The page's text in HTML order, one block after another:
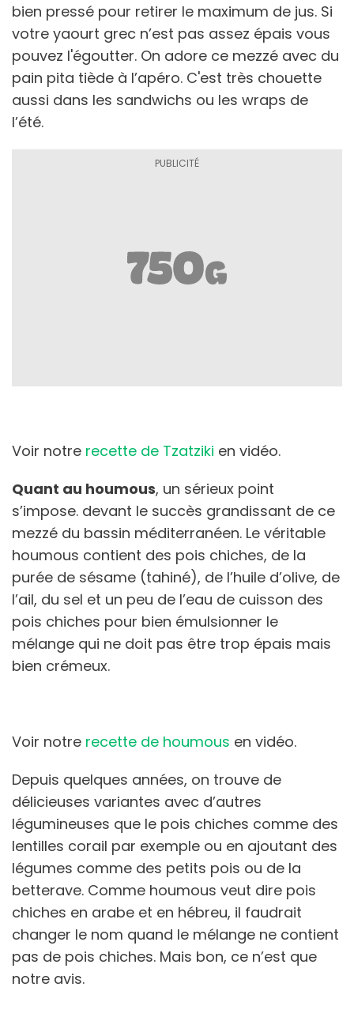
bien pressé pour retirer le maximum de jus. Si
votre yaourt grec n’est pas assez épais vous
pouvez l'égoutter. On adore ce mezzé avec du
pain pita tiède à l’apéro. C'est très chouette
aussi dans les sandwichs ou les wraps de
l’été.
Voir notre recette de Tzatziki en vidéo.
Quant au houmous, un sérieux point
s’impose. devant le succès grandissant de ce
mezzé du bassin méditerranéen. Le véritable
houmous contient des pois chiches, de la
purée de sésame (tahiné), de l’huile d’olive, de
l’ail, du sel et un peu de l’eau de cuisson des
pois chiches pour bien émulsionner le
mélange qui ne doit pas être trop épais mais
bien crémeux.
Voir notre recette de houmous en vidéo.
Depuis quelques années, on trouve de
délicieuses variantes avec d’autres
légumineuses que le pois chiches comme des
lentilles corail par exemple ou en ajoutant des
légumes comme des petits pois ou de la
betterave. Comme houmous veut dire pois
chiches en arabe et en hébreu, il faudrait
changer le nom quand le mélange ne contient
pas de pois chiches. Mais bon, ce n’est que
notre avis.